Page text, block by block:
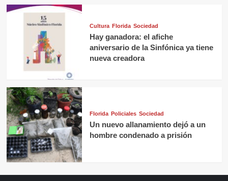
Cultura Florida Sociedad
Hay ganadora: el afiche
aniversario de la Sinfónica ya tiene
nueva creadora
Florida Policiales Sociedad
Un nuevo allanamiento dejó a un
hombre condenado a prisión